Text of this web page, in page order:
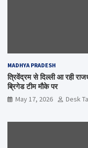
MADHYA PRADESH
त्रिवेंद्रम से दिल्ली आ रही
ब्रिगेड टीम मौके पर
May 17, 2026 Desk